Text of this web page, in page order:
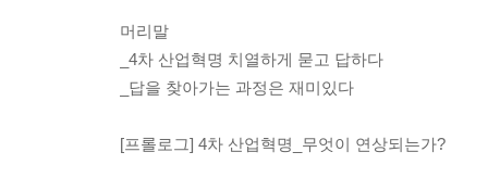
머리말
_4차 산업혁명 치열하게 묻고 답하다
_답을 찾아가는 과정은 재미있다
[프롤로그] 4차 산업혁명_무엇이 연상되는가?